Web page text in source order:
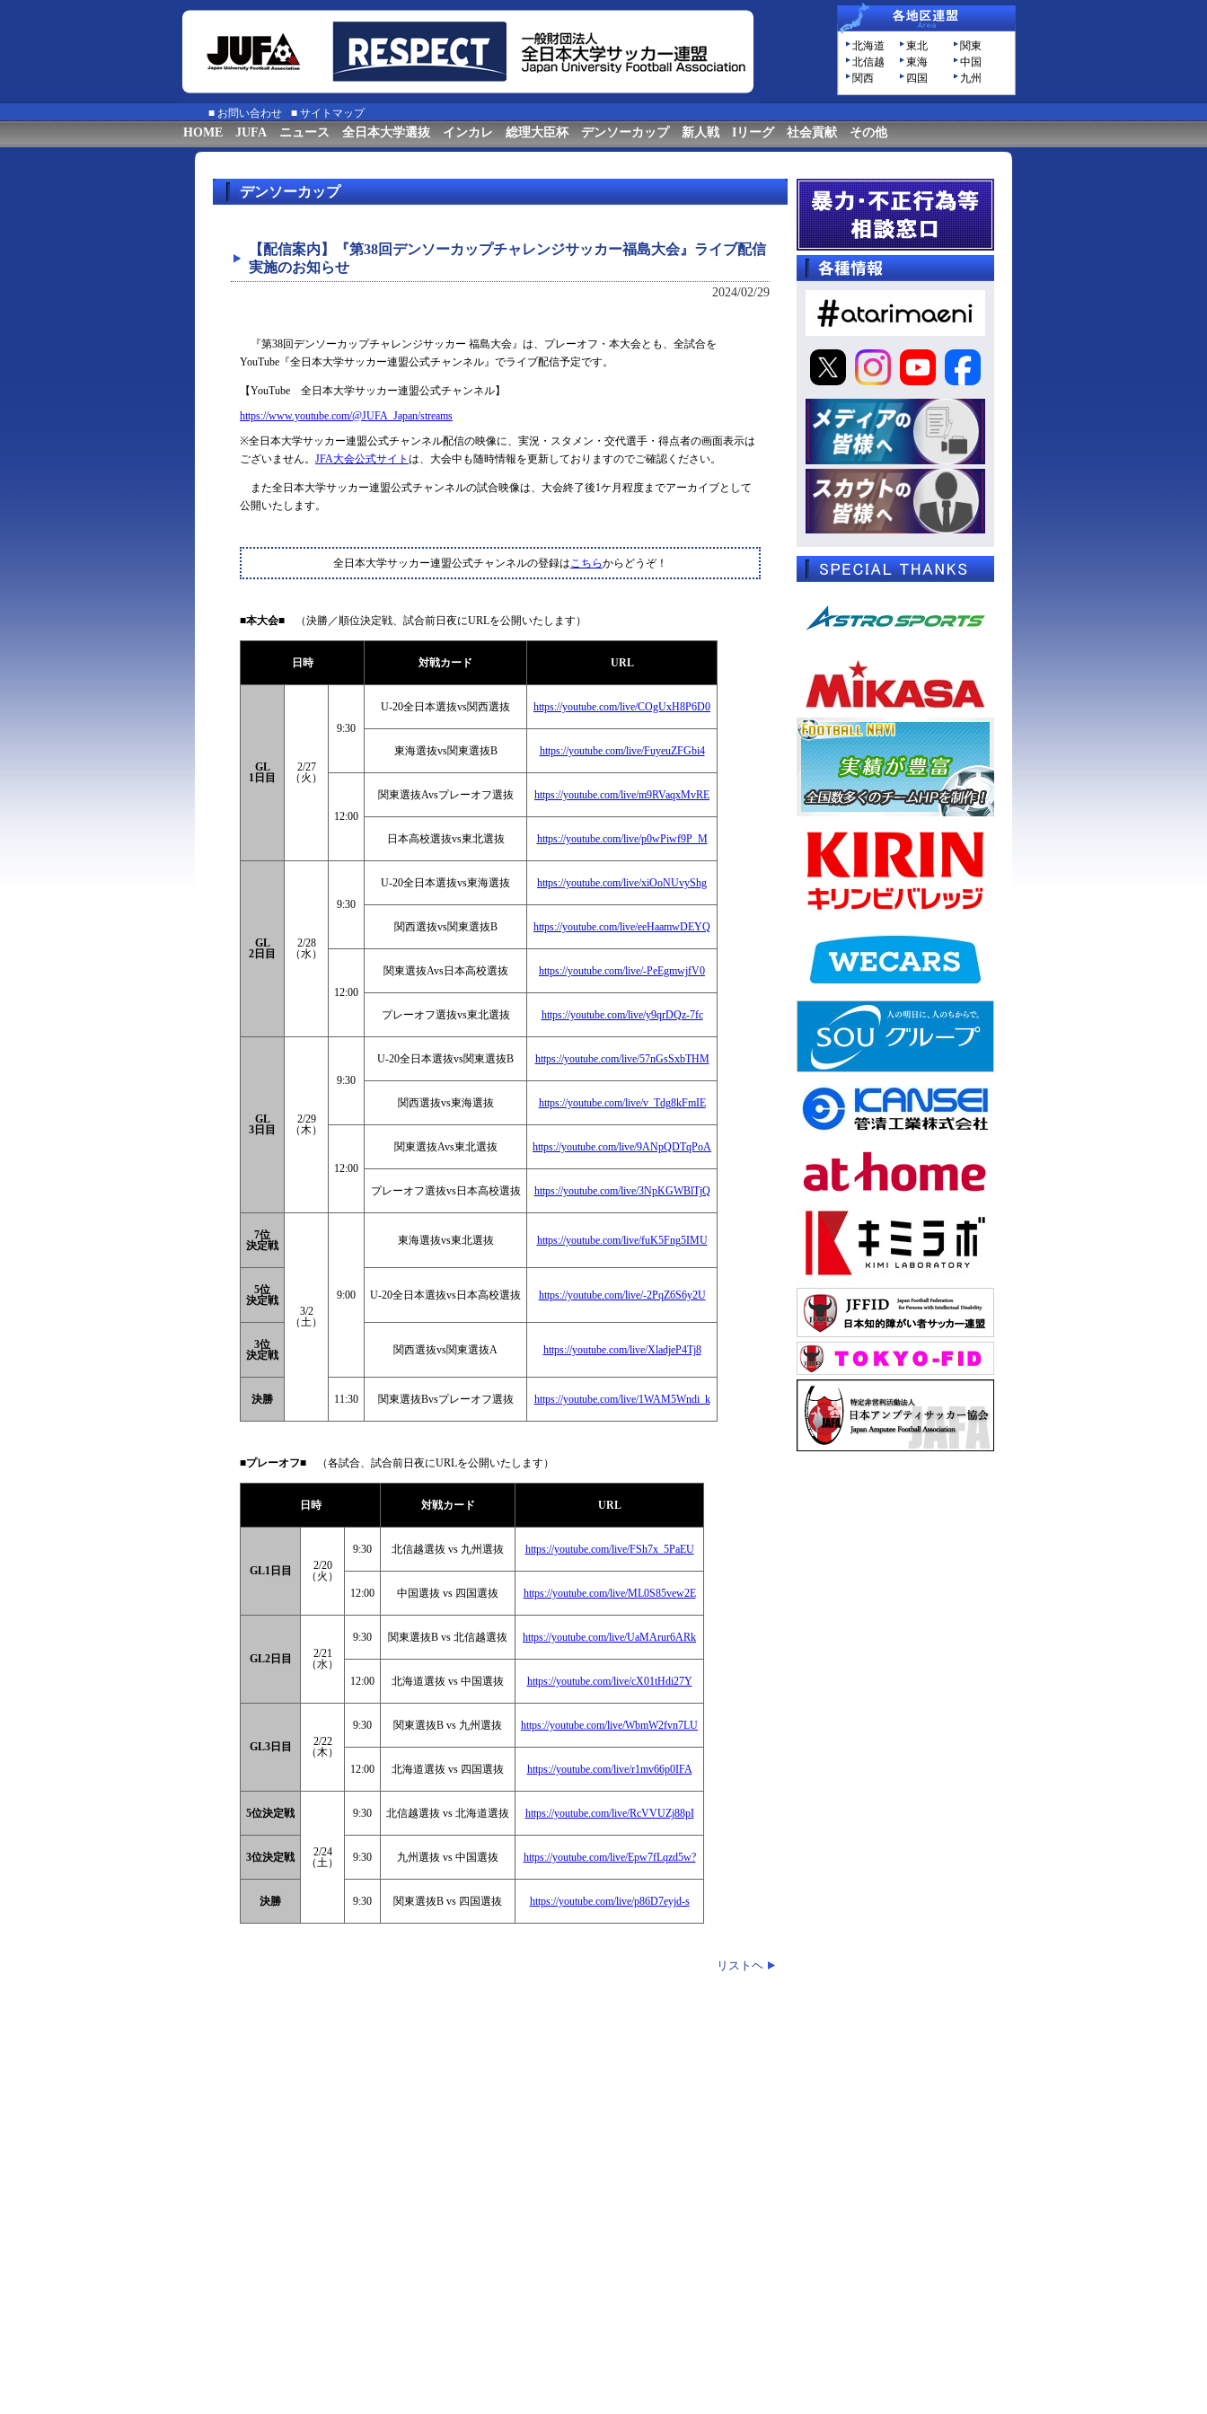
北海道 東北
関東
北信越
東海
中国
関西
四国 九州
■ お問い合わせ ■ サイトマップ
HOME JUFA ニュース 全日本大学選抜 インカレ 総理大臣杯 デンソーカップ 新人戦 Iリーグ 社会貢献 その他
デンソーカップ
【配信案内】『第38回デンソーカップチャレンジサッカー福島大会』ライブ配信
実施のお知らせ
2024/02/29
『第38回デンソーカップチャレンジサッカー 福島大会』は、プレーオフ・本大会とも、全試合を
YouTube『全日本大学サッカー連盟公式チャンネル』でライブ配信予定です。
【YouTube 全日本大学サッカー連盟公式チャンネル】
https://www.youtube.com/@JUFA_Japan/streams
※全日本大学サッカー連盟公式チャンネル配信の映像に、実況・スタメン・交代選手・得点者の画面表示は
ございません。 JFA大会公式サイト は、大会中も随時情報を更新しておりますのでご確認ください。
また全日本大学サッカー連盟公式チャンネルの試合映像は、大会終了後1ケ月程度までアーカイブとして
公開いたします。
全日本大学サッカー連盟公式チャンネルの登録はこちらからどうぞ！
■本大会■ （決勝／順位決定戦、試合前日夜にURLを公開いたします）
日時 対戦カード URL
GL
1日目
2/27
（火）
9:30
U-20全日本選抜vs関西選抜 https://youtube.com/live/COgUxH8P6D0
東海選抜vs関東選抜B https://youtube.com/live/FuyeuZFGbi4
12:00
関東選抜Avsプレーオフ選抜 https://youtube.com/live/m9RVaqxMvRE
日本高校選抜vs東北選抜 https://youtube.com/live/p0wPiwf9P_M
GL
2日目
2/28
（水）
9:30
U-20全日本選抜vs東海選抜 https://youtube.com/live/xiOoNUvyShg
関西選抜vs関東選抜B https://youtube.com/live/eeHaamwDEYQ
12:00
関東選抜Avs日本高校選抜 https://youtube.com/live/-PeEgmwjfV0
プレーオフ選抜vs東北選抜 https://youtube.com/live/y9qrDQz-7fc
GL
3日目
2/29
（木）
9:30
U-20全日本選抜vs関東選抜B https://youtube.com/live/57nGsSxbTHM
関西選抜vs東海選抜 https://youtube.com/live/v_Tdg8kFmIE
12:00
関東選抜Avs東北選抜 https://youtube.com/live/9ANpQDTqPoA
プレーオフ選抜vs日本高校選抜 https://youtube.com/live/3NpKGWBlTjQ
7位
決定戦
3/2
（土）
9:00
東海選抜vs東北選抜 https://youtube.com/live/fuK5Fng5IMU
5位
決定戦
U-20全日本選抜vs日本高校選抜 https://youtube.com/live/-2PqZ6S6y2U
3位
決定戦
関西選抜vs関東選抜A https://youtube.com/live/XladjeP4Tj8
決勝 11:30 関東選抜Bvsプレーオフ選抜 https://youtube.com/live/1WAM5Wndi_k
■プレーオフ■ （各試合、試合前日夜にURLを公開いたします）
日時 対戦カード URL
GL1日目
2/20
（火）
9:30 北信越選抜 vs 九州選抜 https://youtube.com/live/FSh7x_5PaEU
12:00 中国選抜 vs 四国選抜 https://youtube.com/live/ML0S85vew2E
GL2日目
2/21
（水）
9:30 関東選抜B vs 北信越選抜 https://youtube.com/live/UaMArur6ARk
12:00 北海道選抜 vs 中国選抜 https://youtube.com/live/cX01tHdi27Y
GL3日目
2/22
（木）
9:30 関東選抜B vs 九州選抜 https://youtube.com/live/WbmW2fvn7LU
12:00 北海道選抜 vs 四国選抜 https://youtube.com/live/r1mv66p0IFA
5位決定戦
2/24
（土）
9:30 北信越選抜 vs 北海道選抜 https://youtube.com/live/RcVVUZj88pI
3位決定戦 9:30 九州選抜 vs 中国選抜 https://youtube.com/live/Epw7fLqzd5w?
決勝 9:30 関東選抜B vs 四国選抜 https://youtube.com/live/p86D7eyjd-s
リストヘ